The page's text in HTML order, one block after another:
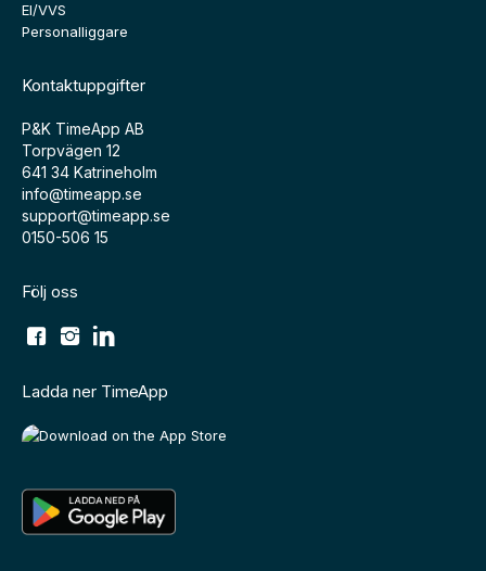
El/VVS
Personalliggare
Kontaktuppgifter
P&K TimeApp AB
Torpvägen 12
641 34 Katrineholm
info@timeapp.se
support@timeapp.se
0150-506 15
Följ oss
Ladda ner TimeApp